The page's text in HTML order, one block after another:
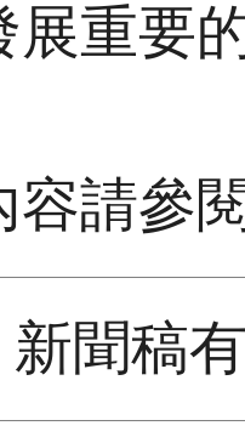
展重要
請參
新聞稿